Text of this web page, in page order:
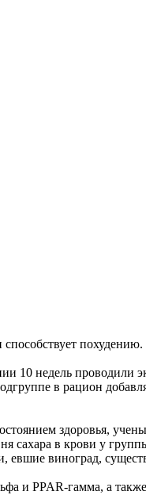
10 недель
в рацион
здоровья,
сахара в крови у
евшие виноград,
и PPAR-гамма, а